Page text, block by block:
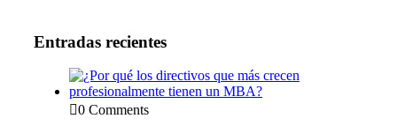
Entradas recientes
0 Comments